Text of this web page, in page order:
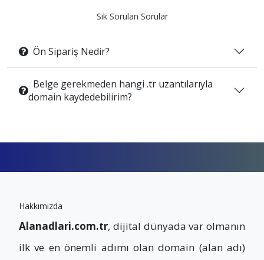
Sık Sorulan Sorular
Ön Sipariş Nedir?
Belge gerekmeden hangi .tr uzantılarıyla
domain kaydedebilirim?
Hakkımızda
Alanadlari.com.tr, dijital dünyada var olmanın
ilk ve en önemli adımı olan domain (alan adı)